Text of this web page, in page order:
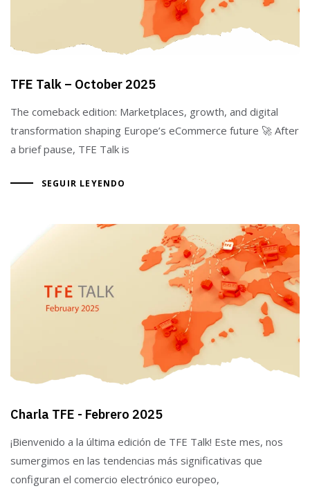
TFE Talk – October 2025
The comeback edition: Marketplaces, growth, and digital
transformation shaping Europe’s eCommerce future 🚀 After
a brief pause, TFE Talk is
SEGUIR LEYENDO
Charla TFE - Febrero 2025
¡Bienvenido a la última edición de TFE Talk! Este mes, nos
sumergimos en las tendencias más significativas que
configuran el comercio electrónico europeo,